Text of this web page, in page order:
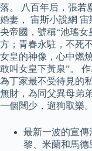
落。 八百年后，張若
婚妻， 宙斯小說網
央帝國，號稱“池瑤
方；青春永駐，不死
女皇的神像，心中燃
敢叫女皇下黃泉”。
為丁家最不受待見的
無財，為同父異母弟
一個闊少，遛狗取樂。
最新一波的宣傳
黎、米蘭和馬德